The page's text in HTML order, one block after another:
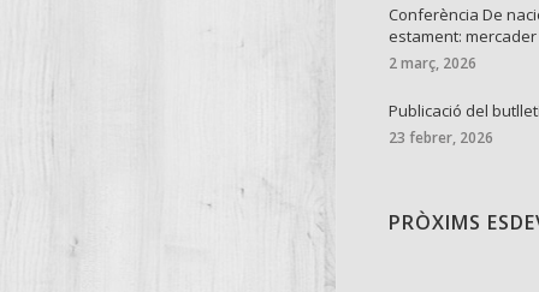
Conferència De
estament: mercader
2 març, 2026
Publicació del
23 febrer, 2026
PRÒXIMS